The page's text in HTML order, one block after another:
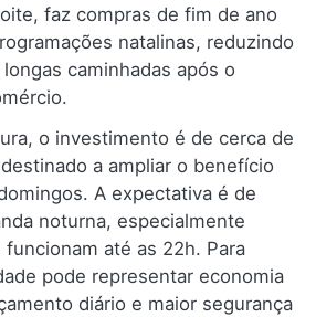
faz compras de fim de ano
natalinas, reduzindo
caminhadas após o
o investimento é de cerca de
a ampliar o benefício
A expectativa é de
noturna, especialmente
funcionam até as 22h. Para
pode representar economia
diário e maior segurança